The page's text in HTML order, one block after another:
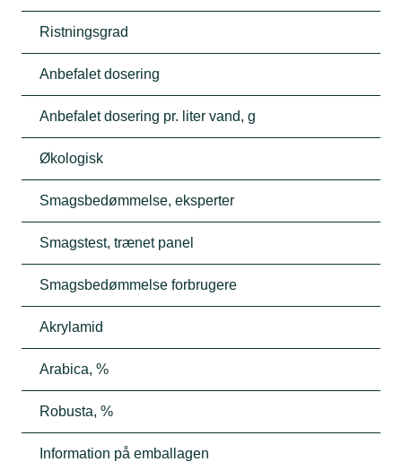
Ristningsgrad
Anbefalet dosering
Anbefalet dosering pr. liter vand, g
Økologisk
Smagsbedømmelse, eksperter
Smagstest, trænet panel
Smagsbedømmelse forbrugere
Akrylamid
Arabica, %
Robusta, %
Information på emballagen